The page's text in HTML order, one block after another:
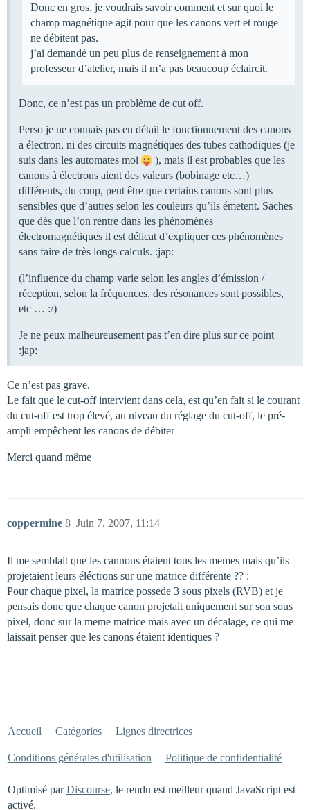
Donc en gros, je voudrais savoir comment et sur quoi le
champ magnétique agit pour que les canons vert et rouge
ne débitent pas.
j’ai demandé un peu plus de renseignement à mon
professeur d’atelier, mais il m’a pas beaucoup éclaircit.
Donc, ce n’est pas un problème de cut off.
Perso je ne connais pas en détail le fonctionnement des canons
a électron, ni des circuits magnétiques des tubes cathodiques (je
suis dans les automates moi
), mais il est probables que les
canons à électrons aient des valeurs (bobinage etc…)
différents, du coup, peut être que certains canons sont plus
sensibles que d’autres selon les couleurs qu’ils émetent. Saches
que dès que l’on rentre dans les phénomènes
électromagnétiques il est délicat d’expliquer ces phénomènes
sans faire de très longs calculs. :jap:
(l’influence du champ varie selon les angles d’émission /
réception, selon la fréquences, des résonances sont possibles,
etc … :/)
Je ne peux malheureusement pas t’en dire plus sur ce point
:jap:
Ce n’est pas grave.
Le fait que le cut-off intervient dans cela, est qu’en fait si le courant
du cut-off est trop élevé, au niveau du réglage du cut-off, le pré-
ampli empêchent les canons de débiter
Merci quand même
coppermine Juin 7, 2007, 11:14
8
Il me semblait que les cannons étaient tous les memes mais qu’ils
projetaient leurs éléctrons sur une matrice différente ?? :
Pour chaque pixel, la matrice possede 3 sous pixels (RVB) et je
pensais donc que chaque canon projetait uniquement sur son sous
pixel, donc sur la meme matrice mais avec un décalage, ce qui me
laissait penser que les canons étaient identiques ?
Accueil Catégories Lignes directrices
Conditions générales d'utilisation Politique de confidentialité
Optimisé parDiscourse, le rendu est meilleur quand JavaScript est
activé.